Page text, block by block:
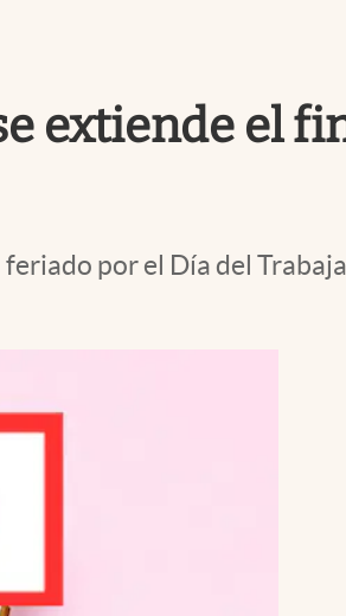
extiende el
por el Día del